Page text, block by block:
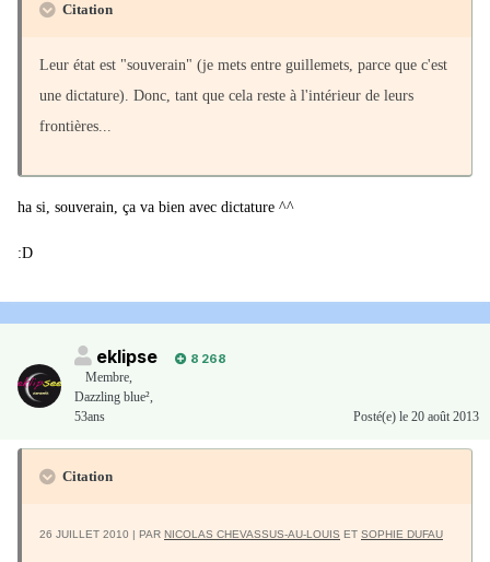
Citation
Leur état est "souverain" (je mets entre guillemets, parce que c'est
une dictature). Donc, tant que cela reste à l'intérieur de leurs
frontières...
ha si, souverain, ça va bien avec dictature ^^
:D
eklipse
8 268
Membre,
Dazzling blue²,
53ans
Posté(e) le 20 août 2013
Citation
26 JUILLET 2010 | PAR NICOLAS CHEVASSUS-AU-LOUIS ET SOPHIE DUFAU